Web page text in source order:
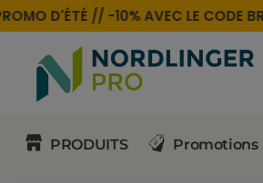
D'ÉTÉ // -10% AVEC LE CODE
PRODUITS Promotions